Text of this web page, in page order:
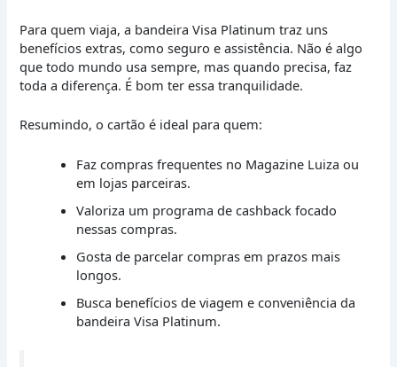
Para quem viaja, a bandeira Visa Platinum traz uns
benefícios extras, como seguro e assistência. Não é algo
que todo mundo usa sempre, mas quando precisa, faz
toda a diferença. É bom ter essa tranquilidade.
Resumindo, o cartão é ideal para quem:
Faz compras frequentes no Magazine Luiza ou
em lojas parceiras.
Valoriza um programa de cashback focado
nessas compras.
Gosta de parcelar compras em prazos mais
longos.
Busca benefícios de viagem e conveniência da
bandeira Visa Platinum.